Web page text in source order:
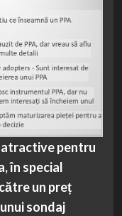
pentru
în special
un preț
sondaj